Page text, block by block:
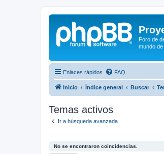
Foro de
mundo
Enlaces rápidos FAQ
Inicio Índice general Buscar
Temas activos
Ir a búsqueda avanzada
No se encontraron coincidencias.